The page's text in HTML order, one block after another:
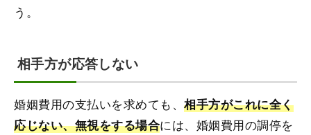
う。
相手方が応答しない
婚姻費用の支払いを求めても、相手方がこれに全く
応じない、無視をする場合には、婚姻費用の調停を